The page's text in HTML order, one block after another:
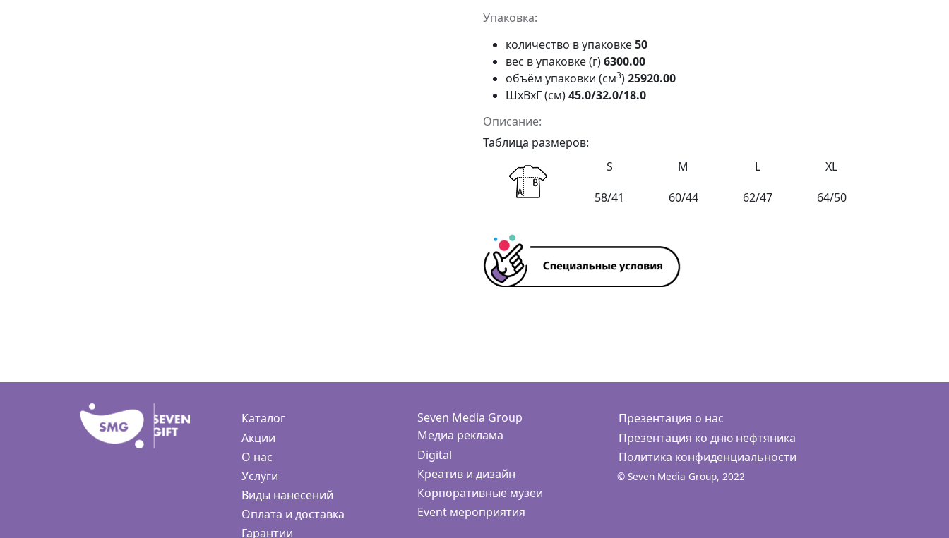
Упаковка:
количество в упаковке50
вес в упаковке (г)6300.00
объём упаковки (см3)25920.00
ШxВxГ (см)45.0/32.0/18.0
Описание:
Таблица размеров:
S
M L
XL
58/41
60/44 62/47 64/50
Каталог
Акции
О нас
Услуги
Виды нанесений
Оплата и доставка
Гарантии
Seven Media Group
Медиа реклама
Digital
Креатив и дизайн
Корпоративные музеи
Event мероприятия
Презентация о нас
Презентация ко дню нефтяника
Политика конфиденциальности
© Seven Media Group, 2022